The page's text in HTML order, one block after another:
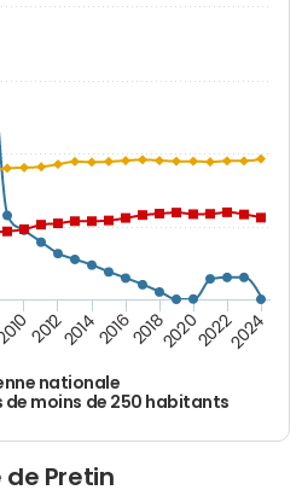
nationale
de moins de 250 habitants
2012201420162018202020222024
Pretin